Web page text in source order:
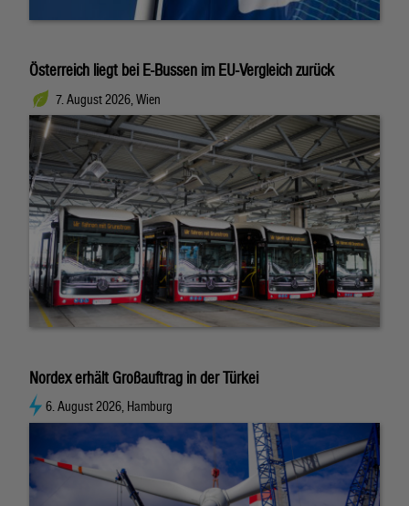
Österreich liegt bei E-Bussen im EU-Vergleich zurück
7. August 2026, Wien
Nordex erhält Großauftrag in der Türkei
6. August 2026, Hamburg